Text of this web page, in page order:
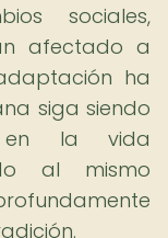
sociales,
afectado a
ha
siga siendo
en la vida
al mismo